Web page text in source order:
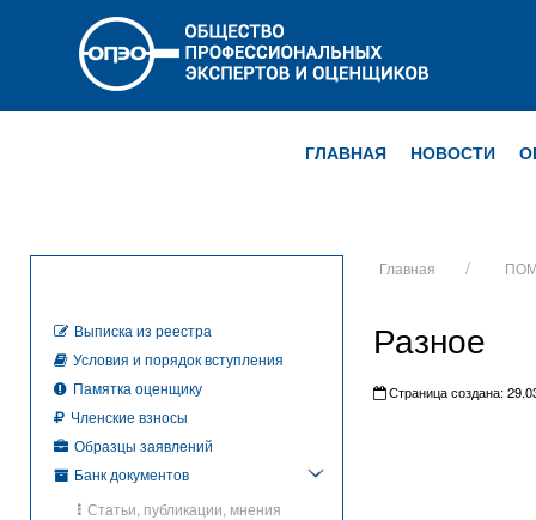
ГЛАВНАЯ НОВОСТИ
Главная
Разное
Страница создана:
Выписка из реестра
Условия и порядок вступления
Памятка оценщику
Членские взносы
Образцы заявлений
Банк документов
Статьи, публикации, мнения